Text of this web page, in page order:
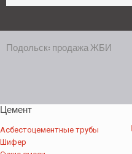
Подольск: продажа ЖБИ
Цемент
Асбестоцементные трубы
Шифер